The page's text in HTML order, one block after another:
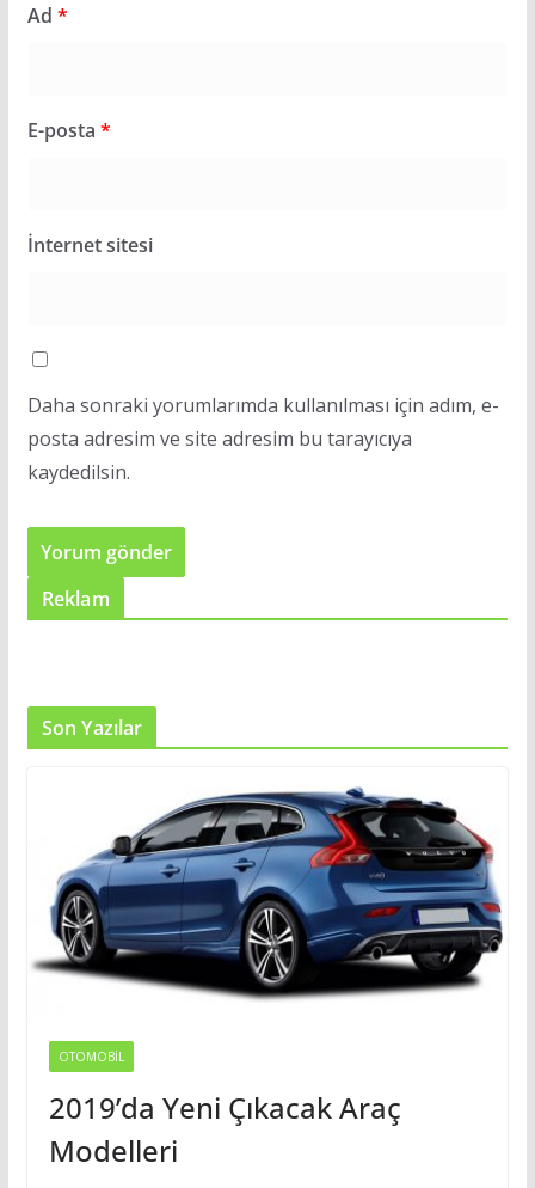
Ad *
E-posta *
İnternet sitesi
Daha sonraki yorumlarımda kullanılması için adım, e-
posta adresim ve site adresim bu tarayıcıya
kaydedilsin.
Reklam
Son Yazılar
OTOMOBIL
2019’da Yeni Çıkacak Araç
Modelleri